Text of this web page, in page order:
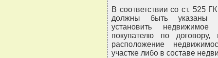
В соответствии со ст. 525
должны быть указаны
установить
покупателю по
расположение
участке либо в составе